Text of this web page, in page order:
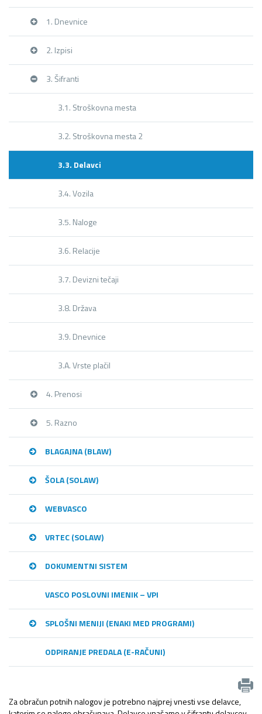
1. Dnevnice
2. Izpisi
3. Šifranti
3.1. Stroškovna mesta
3.2. Stroškovna mesta 2
3.3. Delavci
3.4. Vozila
3.5. Naloge
3.6. Relacije
3.7. Devizni tečaji
3.8. Država
3.9. Dnevnice
3.A. Vrste plačil
4. Prenosi
5. Razno
BLAGAJNA (BLAW)
ŠOLA (SOLAW)
WEBVASCO
VRTEC (SOLAW)
DOKUMENTNI SISTEM
VASCO POSLOVNI IMENIK – VPI
SPLOŠNI MENIJI (ENAKI MED PROGRAMI)
ODPIRANJE PREDALA (E-RAČUNI)
Za obračun potnih nalogov je potrebno najprej vnesti vse delavce,